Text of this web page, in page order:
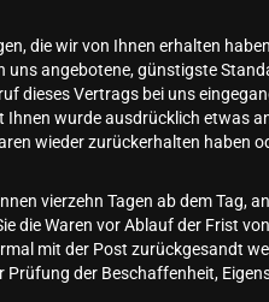
die wir von Ihnen erhalten
uns angebotene, günstigste
dieses Vertrags bei uns
wurde ausdrücklich etwas
wieder zurückerhalten haben
vierzehn Tagen ab dem Tag,
die Waren vor Ablauf der Frist
mit der Post zurückgesandt
der Beschaffenheit,